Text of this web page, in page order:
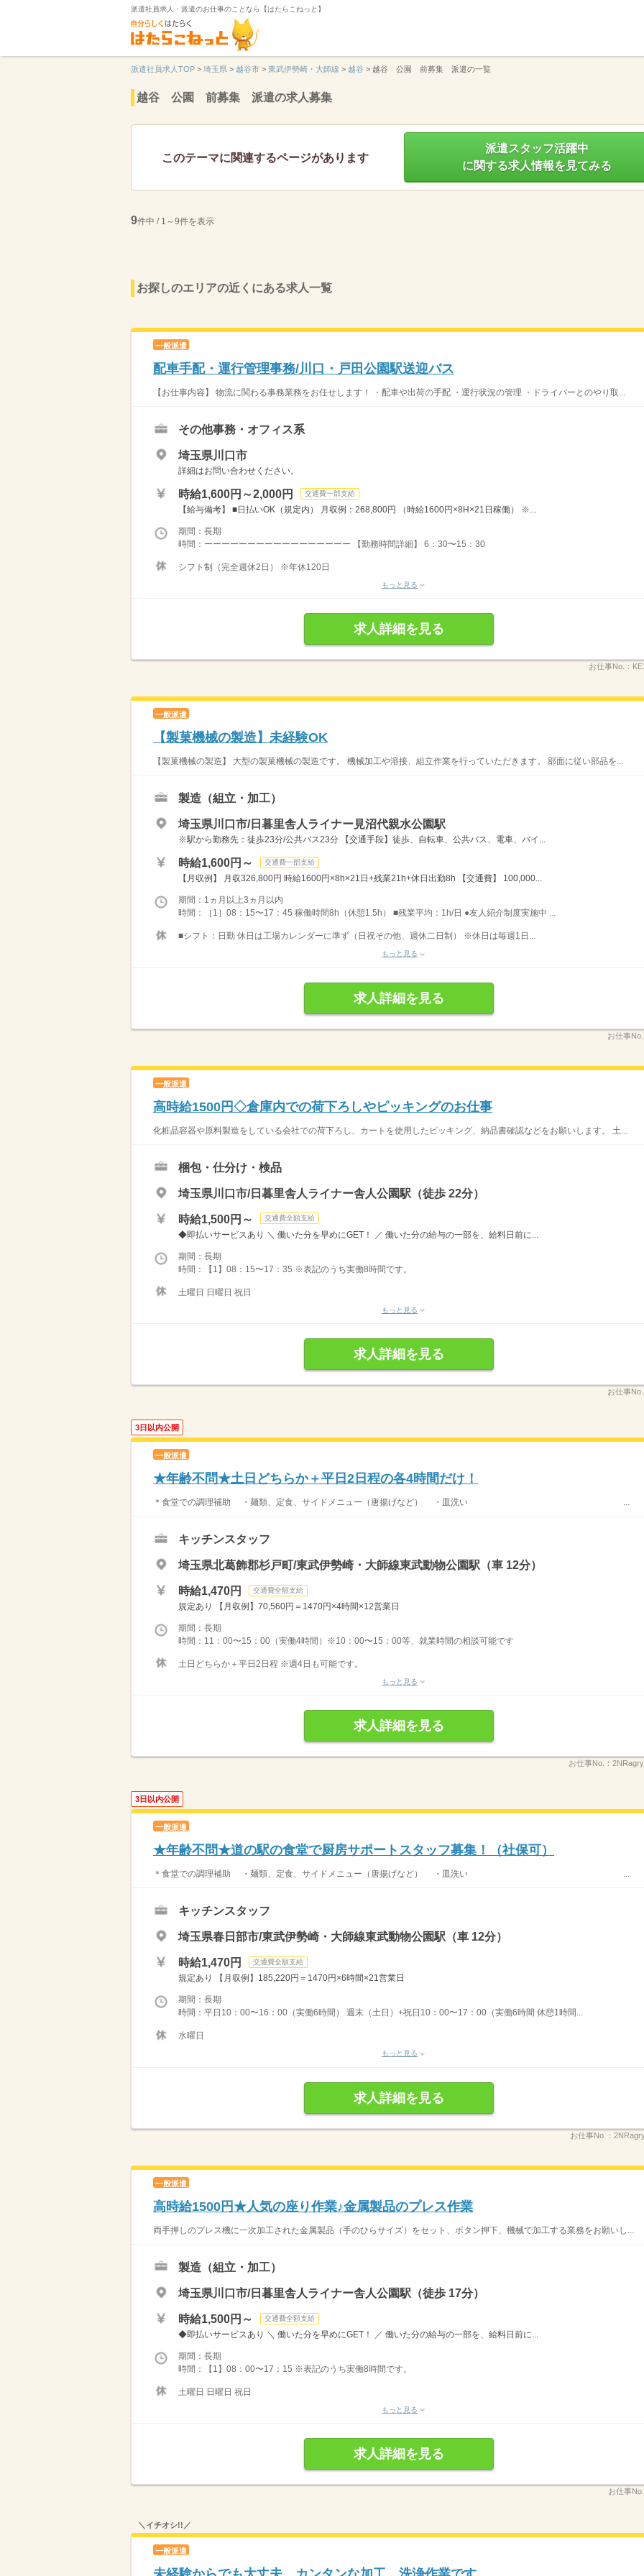
派遣社員求人・派遣のお仕事のことなら【はたらこねっと】
派遣社員求人TOP > 埼玉県 > 越谷市 > 東武伊勢崎・大師線 > 越谷 > 越谷 公園 前募集 派遣の一覧
越谷 公園 前募集 派遣の求人募集
このテーマに関連するページがあります
派遣スタッフ活躍中
に関する求人情報を見てみる
9件中 / 1～9件を表示
お探しのエリアの近くにある求人一覧
一般派遣
配車手配・運行管理事務/川口・戸田公園駅送迎バス
【お仕事内容】 物流に関わる事務業務をお任せします！ ・配車や出荷の手配 ・運行状況の管理 ・ドライバーとのやり取...
その他事務・オフィス系
埼玉県川口市
詳細はお問い合わせください。
時給1,600円～2,000円 交通費一部支給
【給与備考】 ■日払いOK（規定内） 月収例：268,800円 （時給1600円×8H×21日稼働） ※...
期間：長期
時間：ーーーーーーーーーーーーーーーーー 【勤務時間詳細】 6：30〜15：30
シフト制（完全週休2日） ※年休120日
もっと見る
求人詳細を見る
お仕事No.：
一般派遣
【製菓機械の製造】未経験OK
【製菓機械の製造】 大型の製菓機械の製造です。 機械加工や溶接、組立作業を行っていただきます。 部面に従い部品を...
製造（組立・加工）
埼玉県川口市/日暮里舎人ライナー見沼代親水公園駅
※駅から勤務先：徒歩23分/公共バス23分 【交通手段】徒歩、自転車、公共バス、電車、バイ...
時給1,600円～ 交通費一部支給
【月収例】 月収326,800円 時給1600円×8h×21日+残業21h+休日出勤8h 【交通費】 100,000...
期間：1ヵ月以上3ヵ月以内
時間：［1］08：15〜17：45 稼働時間8h（休憩1.5h） ■残業平均：1h/日 ●友人紹介制度実施中 ...
■シフト：日勤 休日は工場カレンダーに準ず（日祝その他、週休二日制） ※休日は毎週1日...
もっと見る
求人詳細を見る
お仕事No.
一般派遣
高時給1500円◇倉庫内での荷下ろしやピッキングのお仕事
化粧品容器や原料製造をしている会社での荷下ろし、カートを使用したピッキング、納品書確認などをお願いします。 土...
梱包・仕分け・検品
埼玉県川口市/日暮里舎人ライナー舎人公園駅（徒歩 22分）
時給1,500円～ 交通費全額支給
◆即払いサービスあり ＼ 働いた分を早めにGET！ ／ 働いた分の給与の一部を、給料日前に...
期間：長期
時間：【1】08：15〜17：35 ※表記のうち実働8時間です。
土曜日 日曜日 祝日
もっと見る
求人詳細を見る
お仕事No.
3日以内公開
一般派遣
★年齢不問★土日どちらか＋平日2日程の各4時間だけ！
＊食堂での調理補助 ・麺類、定食、サイドメニュー（唐揚げなど） ・皿洗い ...
キッチンスタッフ
埼玉県北葛飾郡杉戸町/東武伊勢崎・大師線東武動物公園駅（車 12分）
時給1,470円 交通費全額支給
規定あり 【月収例】70,560円＝1470円×4時間×12営業日
期間：長期
時間：11：00〜15：00（実働4時間）※10：00〜15：00等、就業時間の相談可能です
土日どちらか＋平日2日程 ※週4日も可能です。
もっと見る
求人詳細を見る
お仕事No.：
3日以内公開
一般派遣
★年齢不問★道の駅の食堂で厨房サポートスタッフ募集！（社保可）
＊食堂での調理補助 ・麺類、定食、サイドメニュー（唐揚げなど） ・皿洗い ...
キッチンスタッフ
埼玉県春日部市/東武伊勢崎・大師線東武動物公園駅（車 12分）
時給1,470円 交通費全額支給
規定あり 【月収例】185,220円＝1470円×6時間×21営業日
期間：長期
時間：平日10：00〜16：00（実働6時間） 週末（土日）+祝日10：00〜17：00（実働6時間 休憩1時間...
水曜日
もっと見る
求人詳細を見る
お仕事No.：
一般派遣
高時給1500円★人気の座り作業♪金属製品のプレス作業
両手押しのプレス機に一次加工された金属製品（手のひらサイズ）をセット、ボタン押下、機械で加工する業務をお願いし...
製造（組立・加工）
埼玉県川口市/日暮里舎人ライナー舎人公園駅（徒歩 17分）
時給1,500円～ 交通費全額支給
◆即払いサービスあり ＼ 働いた分を早めにGET！ ／ 働いた分の給与の一部を、給料日前に...
期間：長期
時間：【1】08：00〜17：15 ※表記のうち実働8時間です。
土曜日 日曜日 祝日
もっと見る
求人詳細を見る
お仕事No.
＼イチオシ!!／
一般派遣